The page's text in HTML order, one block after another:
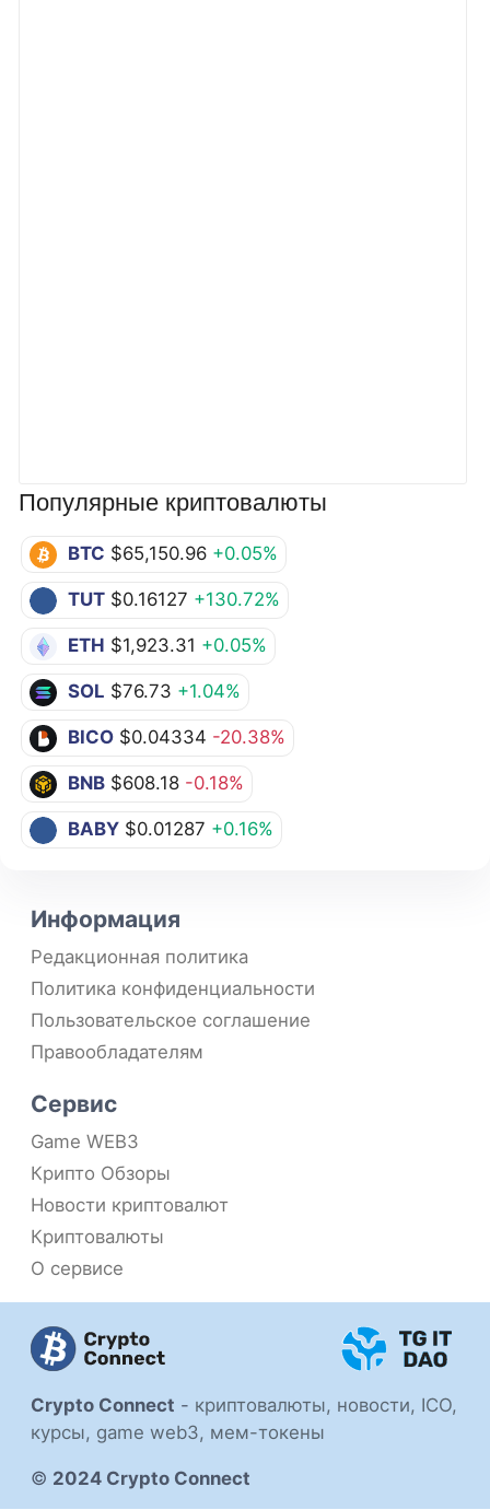
Популярные криптовалюты
BTC $65,150.96 +0.05%
TUT $0.16127 +130.72%
ETH $1,923.31 +0.05%
SOL $76.73 +1.04%
BICO $0.04334 -20.38%
BNB $608.18 -0.18%
BABY $0.01287 +0.16%
Crypto Connect - криптовалюты, новости, ICO,
курсы, game web3, мем-токены
© 2024 Crypto Connect
Информация
Редакционная политика
Политика конфиденциальности
Пользовательское соглашение
Правообладателям
Сервис
Game WEB3
Крипто Обзоры
Новости криптовалют
Криптовалюты
О сервисе